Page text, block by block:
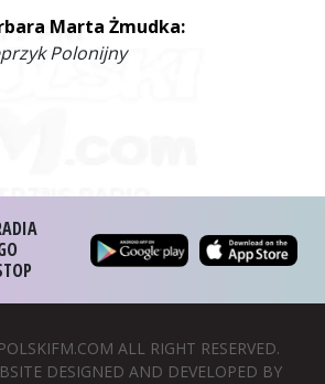
Marta Żmudka:
Polonijny
ALL RIGHT RESERVED.
DESIGNED AND DEVELOPED BY